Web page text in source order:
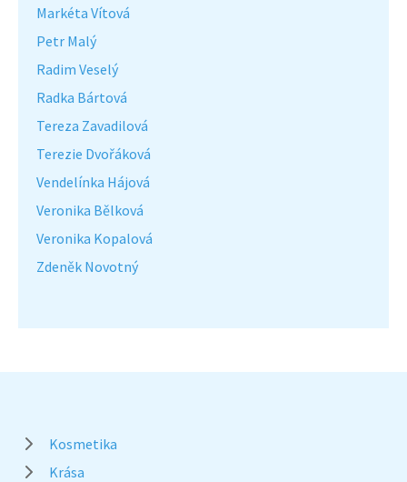
Markéta Vítová
Petr Malý
Radim Veselý
Radka Bártová
Tereza Zavadilová
Terezie Dvořáková
Vendelínka Hájová
Veronika Bělková
Veronika Kopalová
Zdeněk Novotný
Kosmetika
Krása